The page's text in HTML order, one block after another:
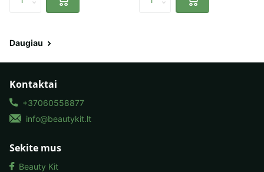
Daugiau
Kontaktai
+37060558877
info@beautykit.lt
Sekite mus
Beauty Kit